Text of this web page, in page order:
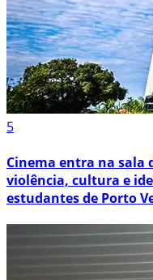
5
Cinema entra na sala
violência, cultura e
estudantes de Porto